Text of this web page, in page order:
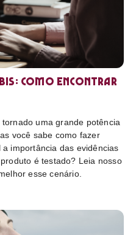
Como encontrar
uma grande potência
você sabe como fazer
importância das evidências
é testado? Leia nosso
esse cenário.